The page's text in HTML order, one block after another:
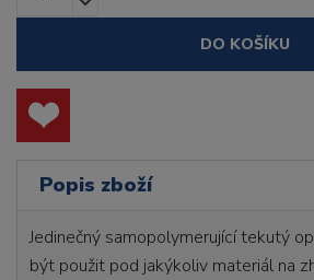
DO KOŠÍKU
Popis zboží
Jedinečný samopolymerující tekutý
být použit pod jakýkoliv materiál na